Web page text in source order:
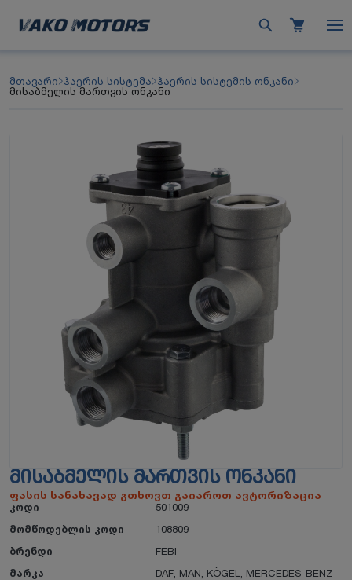
მთავარი ჰაერის სისტემა ჰაერის სისტემის ონკანი
მისაბმელის მართვის ონკანი
ᲛᲘᲡᲐᲑᲛᲔᲚᲘᲡ ᲛᲐᲠᲗᲕᲘᲡ ᲝᲜᲙᲐᲜᲘ
ფასის სანახავად გთხოვთ გაიაროთ ავტორიზაცია
კოდი
501009
მომწოდებლის კოდი
108809
ბრენდი
FEBI
მარკა
DAF MAN KÖGEL MERCEDES-BENZ